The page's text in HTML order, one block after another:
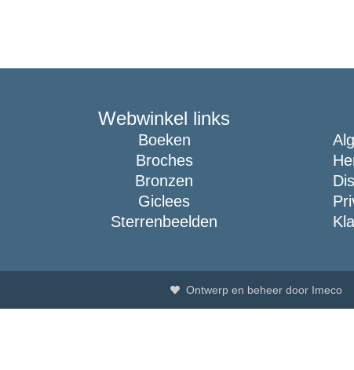
Webwinkel links
Boeken
Broches
Bronzen
Giclees
Sterrenbeelden
Ontwerp en beheer door Imeco